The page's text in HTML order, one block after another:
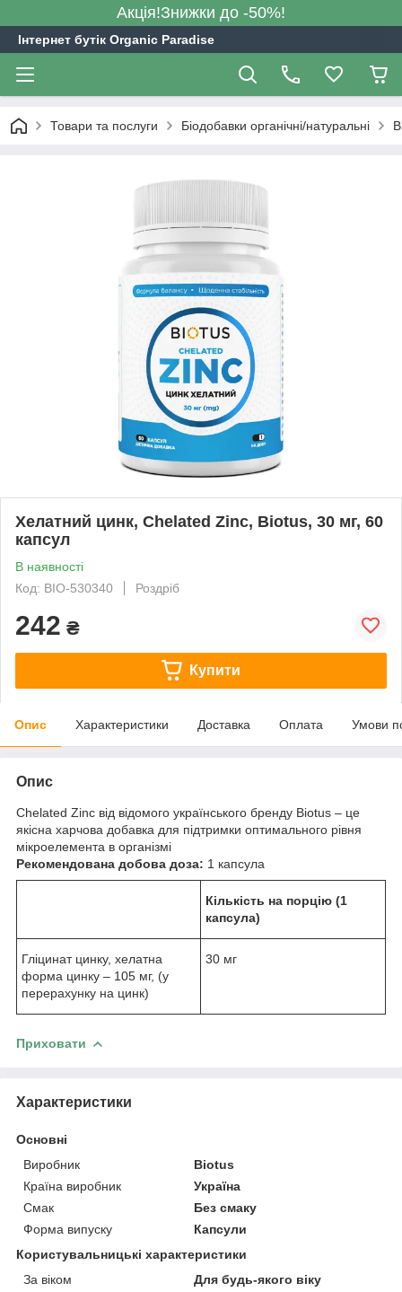
Акція!Знижки до -50%!
Інтернет бутік Organic Paradise
Товари та послуги Біодобавки органічні/натуральні
Хелатний цинк, Chelated Zinc, Biotus, 30 мг, 60
капсул
В наявності
Код: BIO-530340
Роздріб
242 ₴
Купити
Опис Характеристики Доставка Оплата Умови
Опис
Chelated Zinc від відомого українського бренду Biotus – це
якісна харчова добавка для підтримки оптимального рівня
мікроелемента в організмі
Рекомендована добова доза: 1 капсула
Кількість на порцію (1
капсула)
Гліцинат цинку, хелатна
форма цинку – 105 мг, (у
перерахунку на цинк)
30 мг
Приховати
Характеристики
Основні
Виробник
Biotus
Країна виробник
Україна
Смак
Без смаку
Форма випуску
Капсули
Користувальницькі характеристики
За віком
Для будь-якого віку